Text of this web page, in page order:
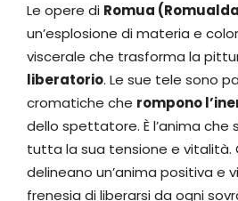
Le opere di Romua
un’esplosione di materia e
viscerale che trasforma la
liberatorio. Le sue tele sono
cromatiche che rompono
dello spettatore. È l’anima che
tutta la sua tensione e
delineano un’anima positiva e
frenesia di liberarsi da ogni